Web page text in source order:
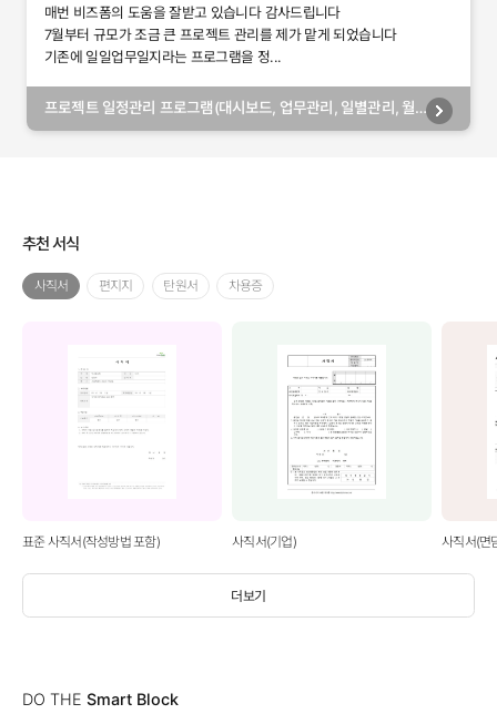
매번 비즈폼의 도움을 잘받고 있습니다 감사드립니다
7월부터 규모가 조금 큰 프로젝트 관리를 제가 맡게 되었습니다
기존에 일일업무일지라는 프로그램을 정...
프로젝트 일정관리 프로그램(대시보드, 업무관리, 일별관리, 월
추천 서식
더보기
사직서 편지지 탄원서 차용증
표준 사직서(작성방법 포함) 사직서(기업) 사직서(면
DO THE Smart Block